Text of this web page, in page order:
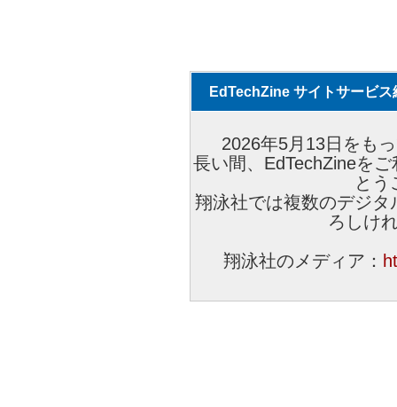
EdTechZine サイトサービス
2026年5月13日をも
長い間、EdTechZineを
とう
翔泳社では複数のデジ
ろしけ
翔泳社のメディア：